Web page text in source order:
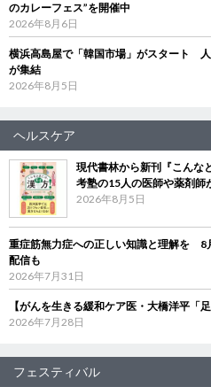
のカレーフェス”を開催中
2026年8月6日
横浜高島屋で「韓国市場」がスタート
が集結
2026年8月5日
ヘルスケア
現代書林から新刊『こん
考塾の15人の医師や薬剤師
2026年8月5日
重症筋無力症への正しい知識と理解を 8
配信も
2026年7月31日
【がんを生きる緩和ケア医・大橋洋平「
2026年7月28日
フェスティバル